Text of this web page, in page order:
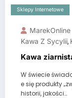
Sklepy Internetowe
MarekOnline
Kawa Z Sycylii,
Kawa
W świecie
e się produkty
historii, jakości…